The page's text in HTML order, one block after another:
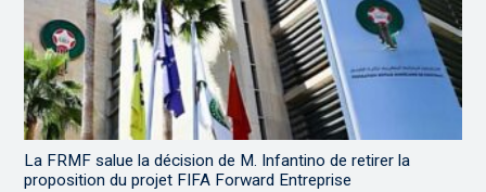
La FRMF salue la décision de M. Infantino de retirer la
proposition du projet FIFA Forward Entreprise